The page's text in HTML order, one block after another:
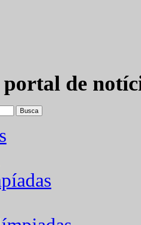
de